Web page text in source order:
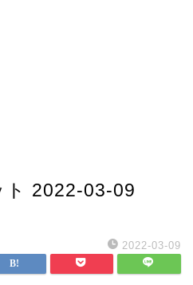
ト 2022-03-09
2022-03-09